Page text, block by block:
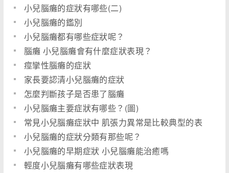
小兒腦癱的症狀有哪些(二)
小兒腦癱的鑑別
小兒腦癱都有哪些症狀呢？
腦癱 小兒腦癱會有什麼症狀表現？
痙攣性腦癱的症狀
家長要認清小兒腦癱的症狀
怎麼判斷孩子是否患了腦癱
小兒腦癱主要症狀有哪些？(圖)
常見小兒腦癱症狀中 肌張力異常是比較典型的表
現
小兒腦癱的症狀分類有那些呢？
小兒腦癱的早期症狀 小兒腦癱能治癒嗎
輕度小兒腦癱有哪些症狀表現